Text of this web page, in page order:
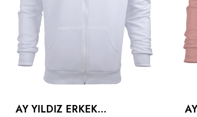
AY YILDIZ ERKEK